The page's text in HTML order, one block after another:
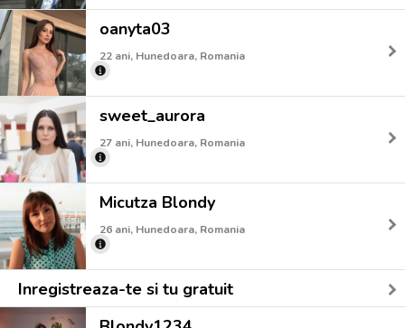
oanyta03
22 ani, Hunedoara, Romania
sweet_aurora
27 ani, Hunedoara, Romania
Micutza Blondy
26 ani, Hunedoara, Romania
Inregistreaza-te si tu gratuit